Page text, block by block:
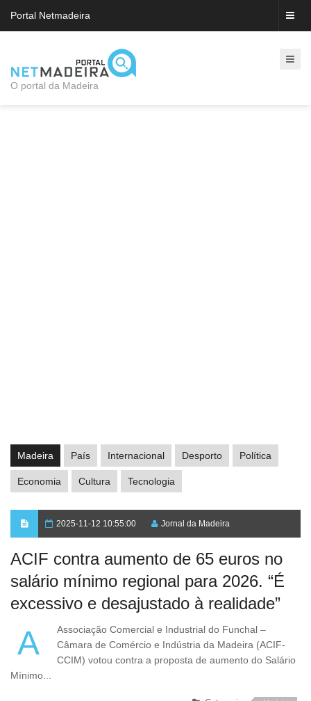
Portal Netmadeira
O portal da Madeira
Madeira País Internacional Desporto Política
Economia Cultura Tecnologia
2025-11-12 10:55:00 Jornal da Madeira
ACIF contra aumento de 65 euros no
salário mínimo regional para 2026. “É
excessivo e desajustado à realidade”
A Associação Comercial e Industrial do Funchal –
Câmara de Comércio e Indústria da Madeira (ACIF-
CCIM) votou contra a proposta de aumento do Salário
Mínimo...